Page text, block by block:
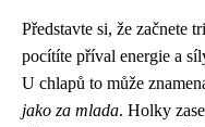
Představte si, že začnete
pocítíte příval energie a
U chlapů to může
jako za mlada. Holky